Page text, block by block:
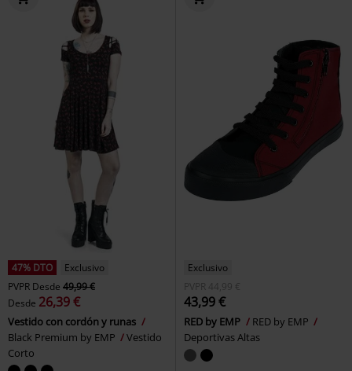
47% DTO
Exclusivo
PVPR Desde 49,99 €
Desde 26,39 €
Vestido con cordón y runas
Black Premium by EMP
Vestido
Corto
Exclusivo
PVPR 44,99 €
43,99 €
RED by EMP
RED by EMP
Deportivas Altas